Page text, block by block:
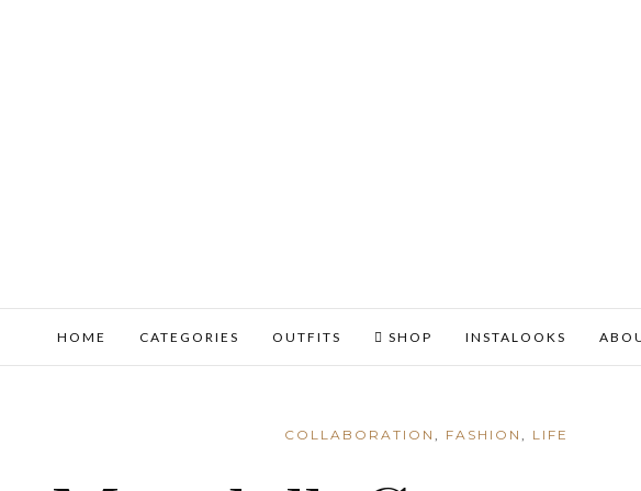
HOME CATEGORIES OUTFITS SHOP INSTALOOKS
COLLABORATION , FASHION , LIFE